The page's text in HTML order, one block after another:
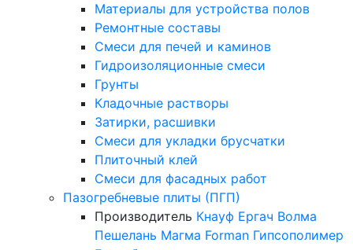
Материалы для устройства полов
Ремонтные составы
Смеси для печей и каминов
Гидроизоляционные смеси
Грунты
Кладочные растворы
Затирки, расшивки
Смеси для укладки брусчатки
Плиточный клей
Смеси для фасадных работ
Пазогребневые плиты (ПГП)
Производитель Кнауф Ергач Волма
Пешелань Магма Forman Гипсополимер